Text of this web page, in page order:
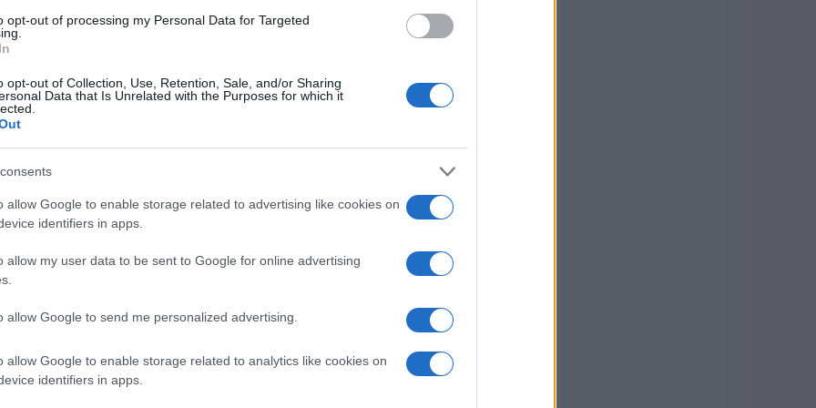
opt-out of processing my Personal Data for Targeted
opt-out of Collection, Use, Retention, Sale, and/or Sharing
Data that Is Unrelated with the Purposes for which it
allow Google to enable storage related to advertising like cookies on
identifiers in apps.
allow my user data to be sent to Google for online advertising
allow Google to send me personalized advertising.
allow Google to enable storage related to analytics like cookies on
identifiers in apps.
presa in carico integrata e continuativa.
ricorrenti rilevati nei
di conciliazione, chi per scelta
e famiglie che incontrano sostegno in
il bacino è più
migratorio e condizioni di vulnerabilità.
socio-economiche
vulnerabilità che accompagna la neo
(conoscenza delle tappe evolutive,
di sostegno alla salute mentale (prevenzione